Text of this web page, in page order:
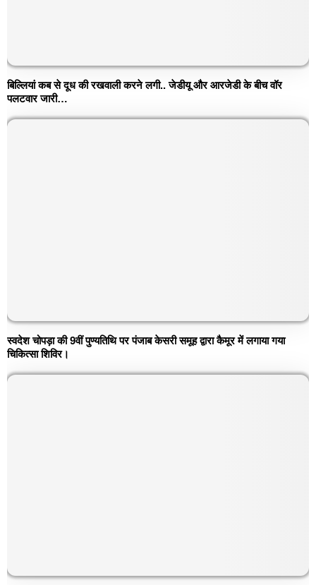
बिल्लियां कब से दूध की रखवाली करने लगी.. जेडीयू और आरजेडी के बीच वॉर
पलटवार जारी…
स्वदेश चोपड़ा की 9वीं पुण्यतिथि पर पंजाब केसरी समूह द्वारा कैमूर में लगाया गया
चिकित्सा शिविर।